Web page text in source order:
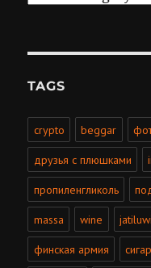
TAGS
crypto beggar
друзья с плюшками
пропиленгликоль
massa wine
финская армия